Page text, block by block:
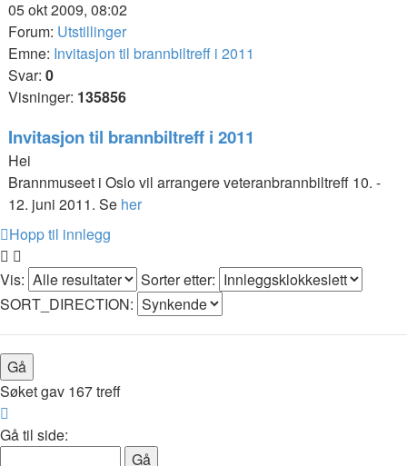
05 okt 2009, 08:02
Forum: Utstillinger
Emne: Invitasjon til brannbiltreff i 2011
Svar: 0
Visninger: 135856
Invitasjon til brannbiltreff i 2011
Hei
Brannmuseet i Oslo vil arrangere veteranbrannbiltreff 10. -
12. juni 2011. Se her
Hopp til innlegg
Vis:
Sorter etter:
SORT_DIRECTION:
Søket gav 167 treff
1
Gå til side: